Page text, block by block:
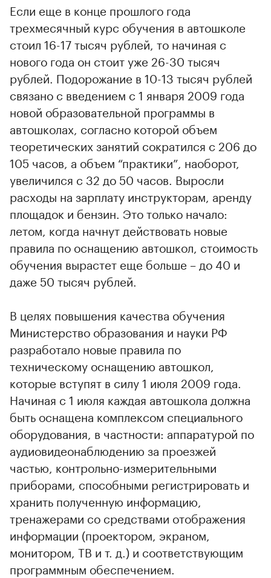
Если еще в конце прошлого года
трехмесячный курс обучения в автошколе
стоил 16-17 тысяч рублей, то начиная с
нового года он стоит уже 26-30 тысяч
рублей. Подорожание в 10-13 тысяч рублей
связано с введением с 1 января 2009 года
новой образовательной программы в
автошколах, согласно которой объем
теоретических занятий сократился с 206 до
105 часов, а объем “практики”, наоборот,
увеличился с 32 до 50 часов. Выросли
расходы на зарплату инструкторам, аренду
площадок и бензин. Это только начало:
летом, когда начнут действовать новые
правила по оснащению автошкол, стоимость
обучения вырастет еще больше – до 40 и
даже 50 тысяч рублей.
В целях повышения качества обучения
Министерство образования и науки РФ
разработало новые правила по
техническому оснащению автошкол,
которые вступят в силу 1 июля 2009 года.
Начиная с 1 июля каждая автошкола должна
быть оснащена комплексом специального
оборудования, в частности: аппаратурой по
аудиовидеонаблюдению за проезжей
частью, контрольно-измерительными
приборами, способными регистрировать и
хранить полученную информацию,
тренажерами со средствами отображения
информации (проектором, экраном,
монитором, ТВ и т. д.) и соответствующим
программным обеспечением.